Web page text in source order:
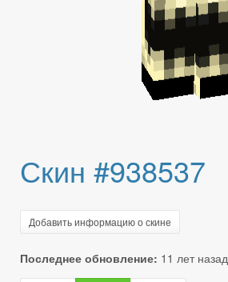
Скин #938537
Добавить информацию о скине
Последнее обновление: 11 лет назад